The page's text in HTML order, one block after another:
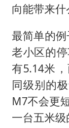
向能带来什
最简单的
老小区的
有5.14米
同级别的
M7不会更
一台五米级